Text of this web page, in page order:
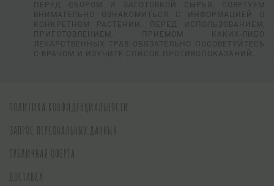
ПЕРЕД СБОРОМ И ЗАГОТОВКОЙ СЫРЬЯ, СОВЕТУЕМ
ВНИМАТЕЛЬНО ОЗНАКОМИТЬСЯ С ИНФОРМАЦИЕЙ О
КОНКРЕТНОМ РАСТЕНИИ. ПЕРЕД ИСПОЛЬЗОВАНИЕМ,
ПРИГОТОВЛЕНИЕМ, ПРИЕМОМ КАКИХ-ЛИБО
ЛЕКАРСТВЕННЫХ ТРАВ ОБЯЗАТЕЛЬНО ПОСОВЕТУЙТЕСЬ
С ВРАЧОМ И ИЗУЧИТЕ СПИСОК ПРОТИВОПОКАЗАНИЙ.
ПОЛИТИКА КОНФИДЕНЦИАЛЬНОСТИ
ЗАПРОС ПЕРСОНАЛЬНЫХ ДАННЫХ
ПУБЛИЧНАЯ ОФЕРТА
ДОСТАВКА